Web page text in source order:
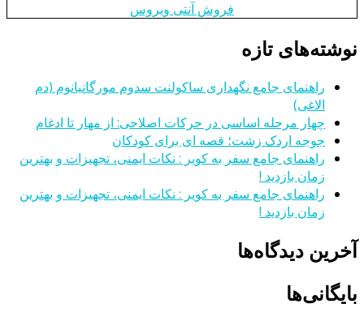
فروش آنتی ویروس
نوشته‌های تازه
راهنمای جامع نگهداری ساکولنت سدوم مورگانیانوم (دم
الاغی)
چهار مرحله اساسی در حرکات اصلاحی: از مهار تا ادغام
جوجه اردک زشت؛ قصه ای برای کودکان
راهنمای جامع سفر به کویر : نکات ایمنی، تجهیزات و بهترین
زمان بازدید !
راهنمای جامع سفر به کویر : نکات ایمنی، تجهیزات و بهترین
زمان بازدید !
آخرین دیدگاه‌ها
بایگانی‌ها